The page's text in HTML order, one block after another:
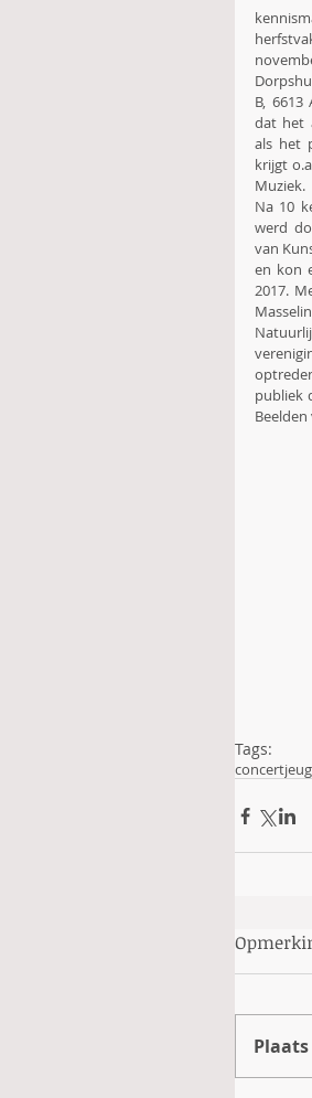
B, 6613
dat het
als het
krijgt
Muziek.
Na 10
werd
van
en kon
2017.
publiek
Tags:
concert